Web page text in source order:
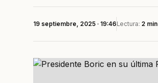
19 septiembre, 2025 · 19:46Lectura: 2 min